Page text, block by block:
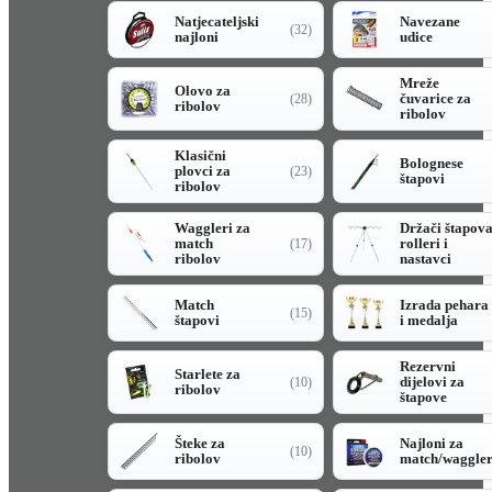
Natjecateljski
najloni
(32)
Navezane
udice
Olovo za
ribolov
(28)
Mreže
čuvarice za
ribolov
Klasični
plovci za
ribolov
(23)
Bolognese
štapovi
Waggleri za
match
ribolov
(17)
Držači štapova
rolleri i
nastavci
Match
štapovi
(15)
Izrada pehara
i medalja
Starlete za
ribolov
(10)
Rezervni
dijelovi za
štapove
Šteke za
ribolov
(10)
Najloni za
match/waggler